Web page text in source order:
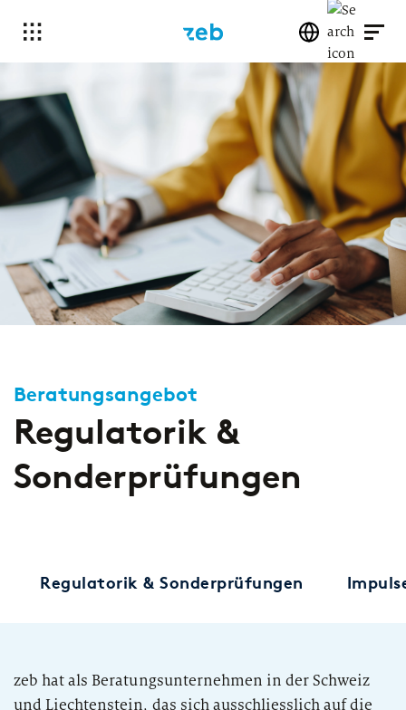
Beratungsangebot
Regulatorik &
Sonderprüfungen
Regulatorik & Sonderprüfungen
zeb hat als Beratungsunternehmen in der Schweiz
und Liechtenstein, das sich ausschliesslich auf die